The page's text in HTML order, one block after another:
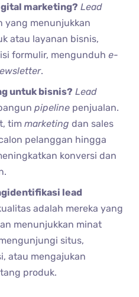
marketing? Lead
yang menunjukkan
atau layanan bisnis,
formulir, mengunduh e-
.
untuk bisnis? Lead
pipeline penjualan.
timmarketing dan sales
pelanggan hingga
konversi dan
lead
adalah mereka yang
menunjukkan minat
situs,
atau mengajukan
produk.